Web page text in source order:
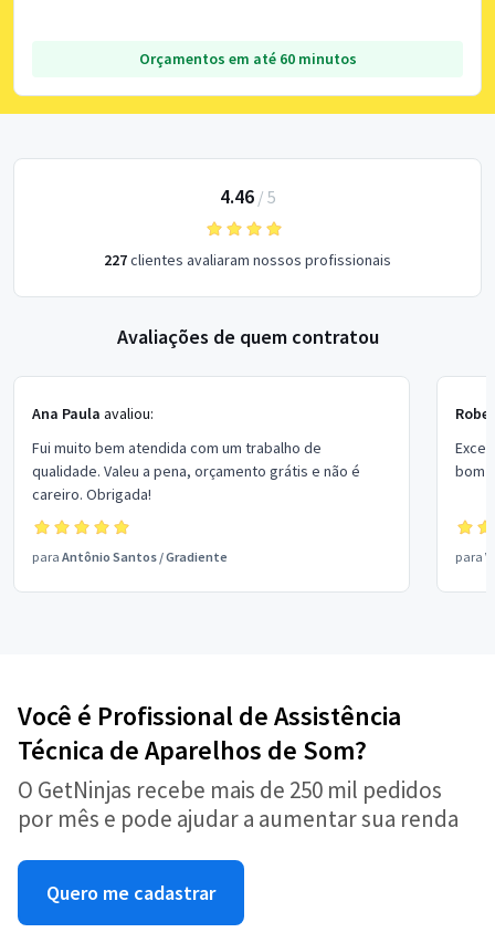
Orçamentos em até 60 minutos
4.46/ 5
227clientes avaliaram nossos profissionais
Avaliações de quem contratou
Ana Paula avaliou:
Fui muito bem atendida com um trabalho de
qualidade. Valeu a pena, orçamento grátis e não é
careiro. Obrigada!
para Antônio Santos /Gradiente
bom
para
Você é Profissional de Assistência
Técnica de Aparelhos de Som?
O GetNinjas recebe mais de 250 mil pedidos
por mês e pode ajudar a aumentar sua renda
Quero me cadastrar